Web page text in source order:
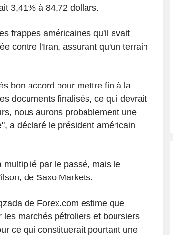
3,41% à 84,72 dollars.
frappes américaines qu'il avait
contre l'Iran, assurant qu'un terrain
bon accord pour mettre fin à la
documents finalisés, ce qui devrait
nous aurons probablement une
a déclaré le président américain
multiplié par le passé, mais le
de Saxo Markets.
de Forex.com estime que
les marchés pétroliers et boursiers
ce qui constituerait pourtant une